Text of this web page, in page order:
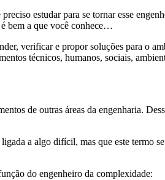
estudar para se tornar esse
bem a que você conhece…
verificar e propor soluções para o
técnicos, humanos, sociais,
de outras áreas da engenharia.
a algo difícil, mas que este termo
do engenheiro da complexidade: